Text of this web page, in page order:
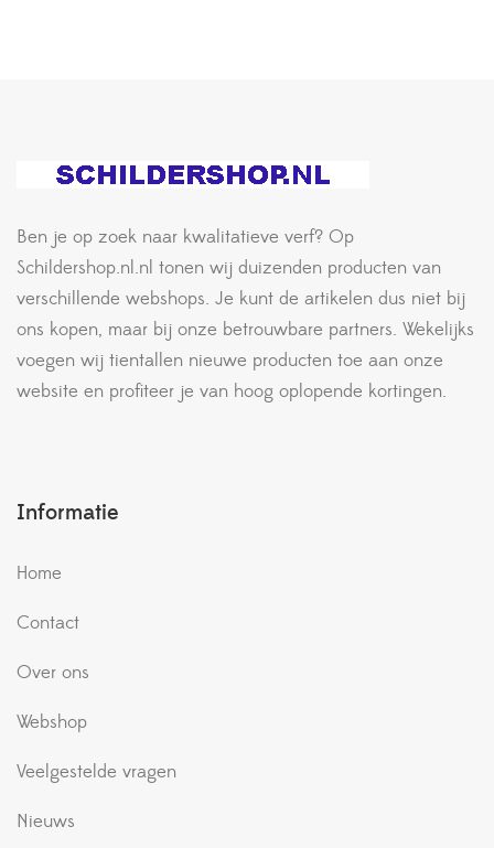
Ben je op zoek naar kwalitatieve verf? Op
Schildershop.nl.nl tonen wij duizenden producten van
verschillende webshops. Je kunt de artikelen dus niet bij
ons kopen, maar bij onze betrouwbare partners. Wekelijks
voegen wij tientallen nieuwe producten toe aan onze
website en profiteer je van hoog oplopende kortingen.
Informatie
Home
Contact
Over ons
Webshop
Veelgestelde vragen
Nieuws